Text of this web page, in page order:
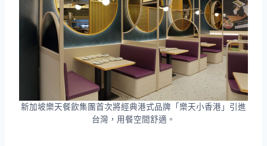
新加坡樂天餐飲集團首次將經典港式品牌「樂天小香港」引進
台灣，用餐空間舒適。